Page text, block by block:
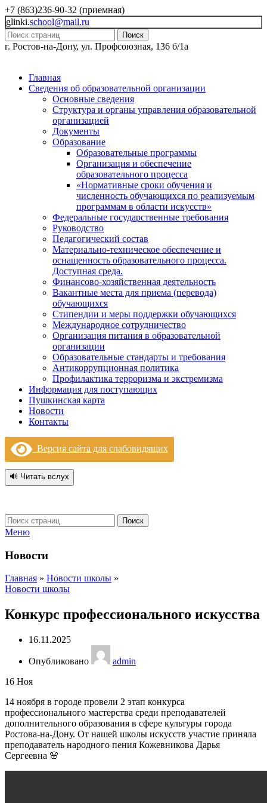
+7 (863)236-90-32 (приемная)
glinki.school@mail.ru
Поиск
г. Ростов-на-Дону, ул. Профсоюзная, 136 б/1а
Главная
Сведения об образовательной организации
Основные сведения
Структура и органы управления образовательной
организацией
Документы
Образование
Образовательные программы
Организация и обеспечение
образовательного процесса
«Нормативные сроки обучения и
численность обучающихся по реализуемым
программам в области искусств»
Федеральные государственные требования
Руководство
Педагогический состав
Материально-техническое обеспечение и
оснащенность образовательного процесса.
Доступная среда.
Финансово-хозяйственная деятельность
Вакантные места для приема (перевода)
обучающихся
Стипендии и меры поддержки обучающихся
Международное сотрудничество
Организация питания в образовательной
организации
Образовательные стандарты и требования
Антикоррупционная политика
Профилактика терроризма и экстремизма
Информация для поступающих
Пушкинская карта
Новости
Контакты
Версия сайта для слабовидящих
🔊 Читать вслух
Поиск
Меню
Новости
Главная » Новости школы »
Новости школы
Конкурс профессионального искусства
16.11.2025
Опубликовано
admin
16 Ноя
14 ноября в городе провели 2 этап конкурса
профессионального мастерства среди преподавателей
дополнительного образования в сфере культуры города
Ростова-на-Дону. От нашей школы искусств участие приняла
преподаватель народного пения Кожевникова Дарья
Сергеевна 🌸